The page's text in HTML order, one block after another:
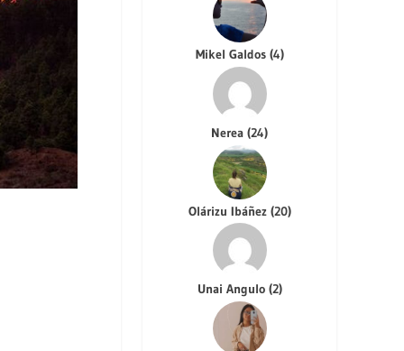
Mikel Galdos (4)
Nerea(24)
Olárizu Ibáñez (20)
Unai Angulo (2)